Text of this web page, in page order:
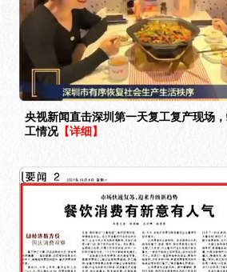
央视新闻直击深圳第一天复工复产现场
工情况【详细】